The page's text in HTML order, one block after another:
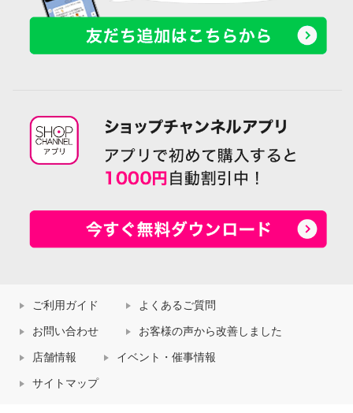
ご利用ガイド よくあるご質問
お問い合わせ お客様の声から改善しました
店舗情報 イベント・催事情報
サイトマップ